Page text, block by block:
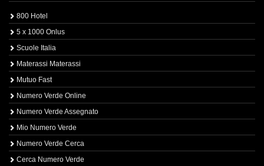
800 Hotel
5 x 1000 Onlus
Scuole Italia
Materassi Materassi
Mutuo Fast
Numero Verde Online
Numero Verde Assegnato
Mio Numero Verde
Numero Verde Cerca
Cerca Numero Verde